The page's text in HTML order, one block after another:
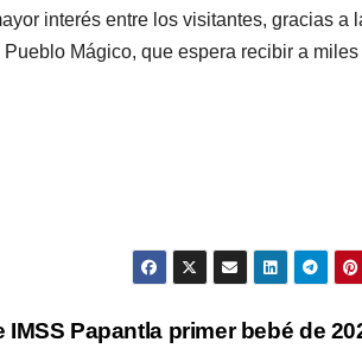
interés entre los visitantes, gracias a
Mágico, que espera recibir a miles
IMSS Papantla primer bebé de